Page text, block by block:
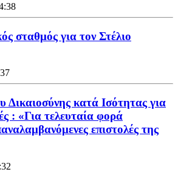
σταθμός για τον Στέλιο
Δικαιοσύνης κατά Ισότητας για
: «Για τελευταία φορά
επιστολές της